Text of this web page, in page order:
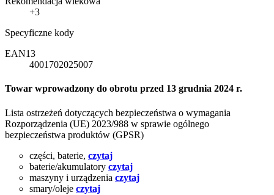
+3
Specyficzne kody
EAN13
4001702025007
Towar wprowadzony do obrotu przed 13 grudnia 2024 r.
Lista ostrzeżeń dotyczących bezpieczeństwa o wymagania
Rozporządzenia (UE) 2023/988 w sprawie ogólnego
bezpieczeństwa produktów (GPSR)
części, baterie, czytaj
baterie/akumulatory czytaj
maszyny i urządzenia czytaj
smary/oleje czytaj